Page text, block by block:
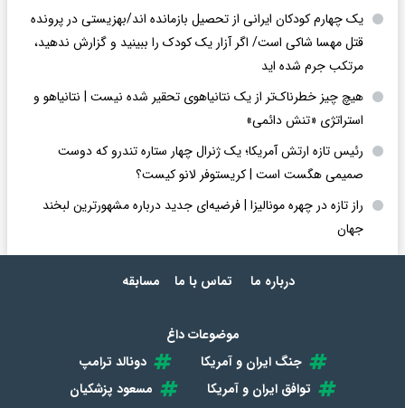
یک چهارم کودکان ایرانی از تحصیل بازمانده اند/بهزیستی در پرونده
قتل مهسا شاکی است/ اگر آزار یک کودک را ببینید و گزارش ندهید،
مرتکب جرم شده اید
هیچ چیز خطرناک‌تر از یک نتانیاهوی تحقیر شده نیست | نتانیاهو و
استراتژی «تنش دائمی»
رئیس تازه ارتش آمریکا؛ یک ژنرال چهار ستاره تندرو که دوست
صمیمی هگست است | کریستوفر لانو کیست؟
راز تازه در چهره مونالیزا | فرضیه‌ای جدید درباره مشهورترین لبخند
جهان
درباره ما تماس با ما مسابقه
موضوعات داغ
جنگ ایران و آمریکا
دونالد ترامپ
توافق ایران و آمریکا
مسعود پزشکیان